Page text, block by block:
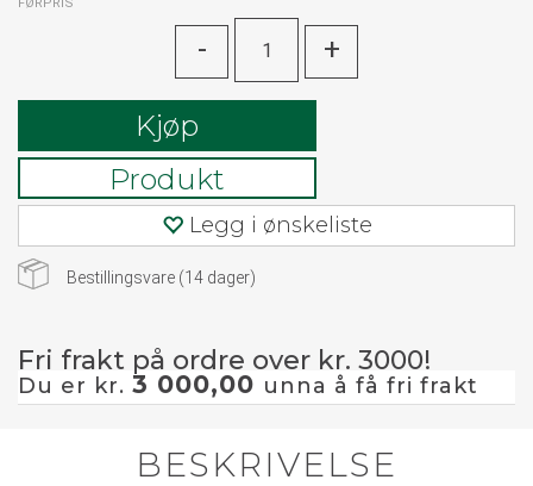
- +
Kjøp
Produkt
Legg i ønskeliste
Bestillingsvare (14 dager)
Fri frakt på ordre over kr. 3000!
Du er kr. 3 000,00 unna å få fri frakt
BESKRIVELSE